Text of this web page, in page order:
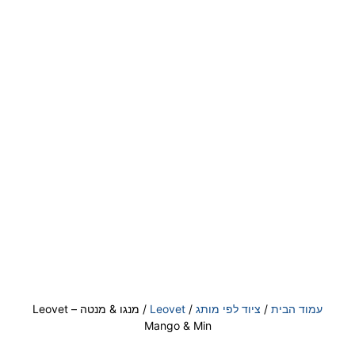
עמוד הבית / ציוד לפי מותג /
Leovet
/ מנגו & מנטה – Leovet
Mango & Min